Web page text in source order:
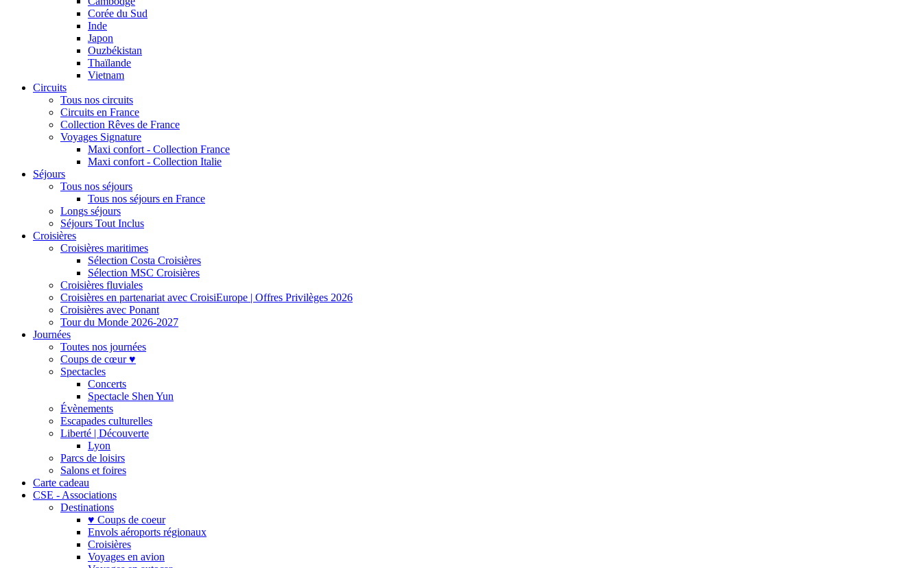
Corée du Sud
Inde
Japon
Ouzbékistan
Thaïlande
Vietnam
Circuits
Tous nos circuits
Circuits en France
Collection Rêves de France
Voyages Signature
Maxi confort - Collection France
Maxi confort - Collection Italie
Séjours
Tous nos séjours
Tous nos séjours en France
Longs séjours
Séjours Tout Inclus
Croisières
Croisières maritimes
Sélection Costa Croisières
Sélection MSC Croisières
Croisières fluviales
Croisières en partenariat avec CroisiEurope | Offres Privilèges 2026
Croisières avec Ponant
Tour du Monde 2026-2027
Journées
Toutes nos journées
Coups de cœur ♥
Spectacles
Concerts
Spectacle Shen Yun
Évènements
Escapades culturelles
Liberté | Découverte
Lyon
Parcs de loisirs
Salons et foires
Carte cadeau
CSE - Associations
Destinations
♥ Coups de coeur
Envols aéroports régionaux
Croisières
Voyages en avion